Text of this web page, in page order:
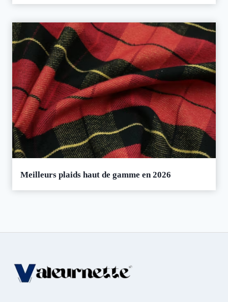
Meilleurs plaids haut de gamme en 2026